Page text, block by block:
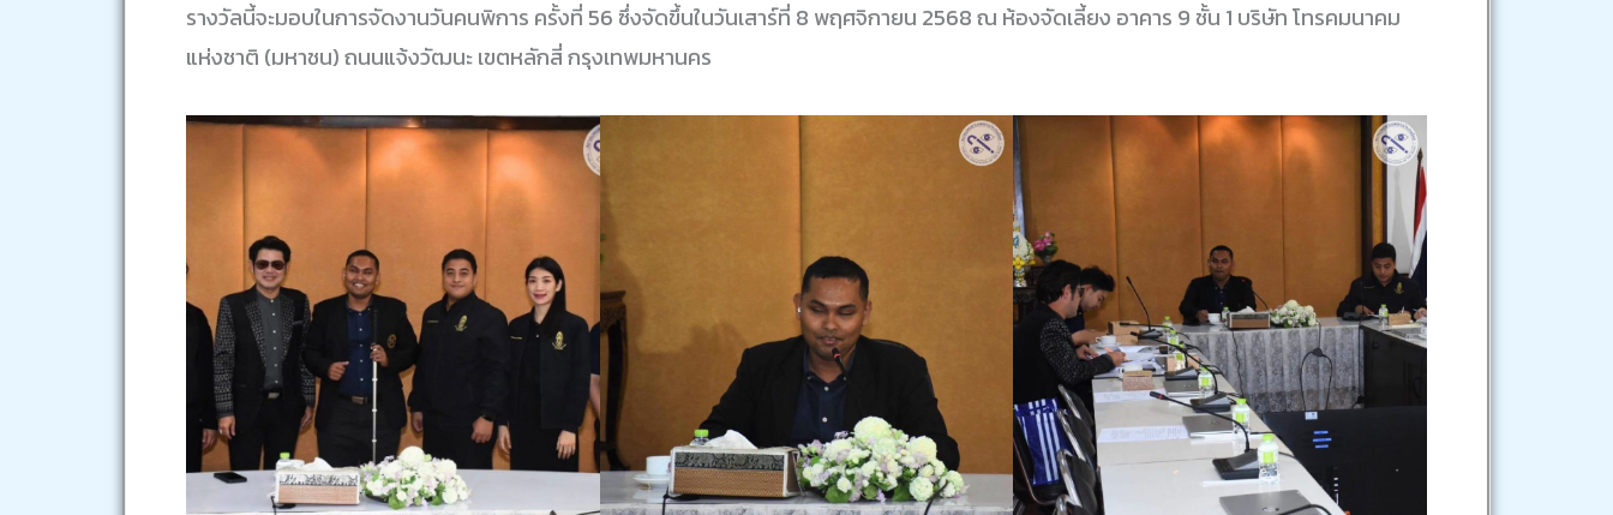
รางวัลนี้จะมอบในการจัดงานวันคนพิการ ครั้งที่ 56 ซึ่งจัดขึ้นในวันเสาร์ที่ 8 พฤศจิกายน 2568 ณ ห้องจัดเลี้ยง อาคาร 9 ชั้น 1 บริษัท โทรคมนาคม
แห่งชาติ (มหาชน) ถนนแจ้งวัฒนะ เขตหลักสี่ กรุงเทพมหานคร